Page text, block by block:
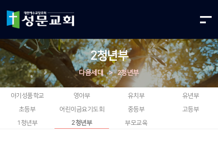
2청년부
다음세대 > 2청년부
아기성품학교 영아부 유치부
유년부
초등부
어린이금요기도회 중등부
고등부
1청년부
2청년부 부모교육